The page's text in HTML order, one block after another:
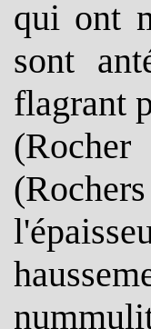
qui ont
sont
flagrant